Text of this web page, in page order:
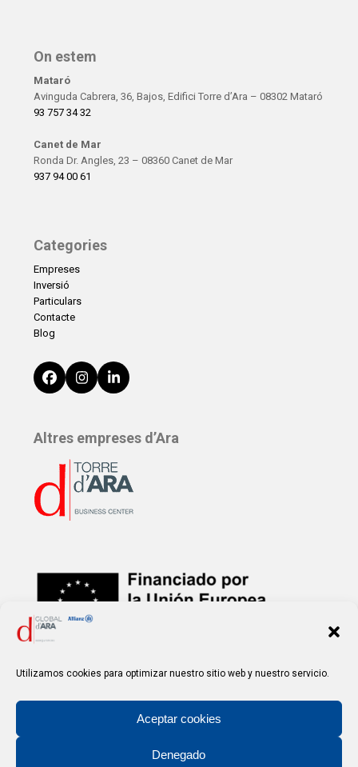
Utilizamos cookies para optimizar nuestro sitio web y nuestro servicio.
Aceptar cookies
Denegado
On estem
Mataró
Avinguda Cabrera, 36, Bajos, Edifici Torre d’Ara – 08302 Mataró
93 757 34 32
Canet de Mar
Ronda Dr. Angles, 23 – 08360 Canet de Mar
937 94 00 61
Categories
Empreses
Inversió
Particulars
Contacte
Blog
FacebookInstagram
LinkedIn
Altres empreses d’Ara